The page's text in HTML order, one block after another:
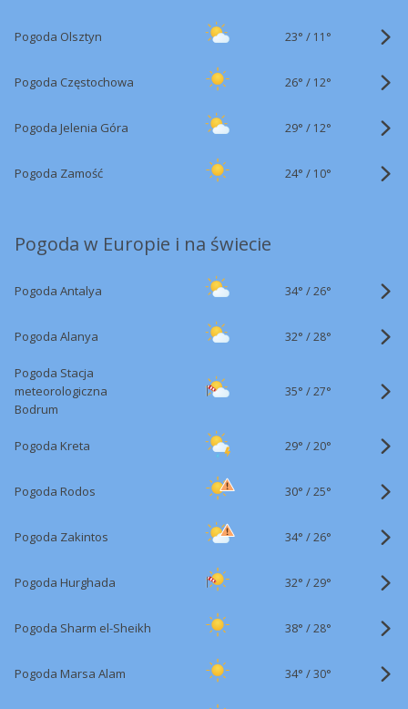
Pogoda Olsztyn 23° / 11°
Pogoda Częstochowa 26° / 12°
Pogoda Jelenia Góra 29° / 12°
Pogoda Zamość 24° / 10°
Pogoda w Europie i na świecie
Pogoda Antalya 34° /26°
Pogoda Alanya 32° /28°
Pogoda Stacja
meteorologiczna
Bodrum
35° /27°
Pogoda Kreta 29° /20°
Pogoda Rodos 30° /25°
Pogoda Zakintos 34° /26°
Pogoda Hurghada 32° /29°
Pogoda Sharm el-Sheikh 38° /28°
Pogoda Marsa Alam 34° /30°